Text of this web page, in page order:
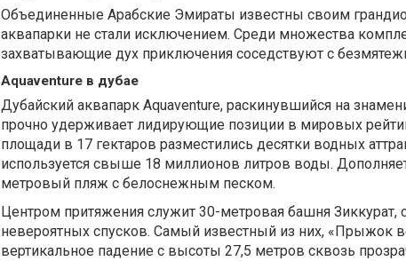
Объединенные Арабские Эмираты известны своим
аквапарки не стали исключением. Среди множества
захватывающие дух приключения соседствуют с
Aquaventure в дубае
Дубайский аквапарк Aquaventure, раскинувшийся на
прочно удерживает лидирующие позиции в мировых
площади в 17 гектаров разместились десятки водных
используется свыше 18 миллионов литров воды.
метровый пляж с белоснежным песком.
Центром притяжения служит 30-метровая башня Зиккурат,
невероятных спусков. Самый известный из них, «Прыжок
вертикальное падение с высоты 27,5 метров сквозь